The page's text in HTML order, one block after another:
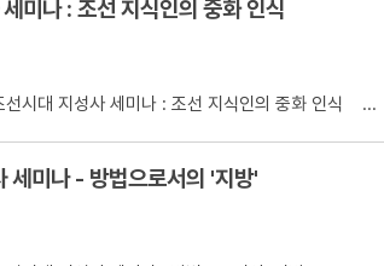
미나 : 조선 지식인의 중화 인식
선시대 지성사 세미나 : 조선 지식인의 중화 인식 ...
미나 - 방법으로서의 '지방'